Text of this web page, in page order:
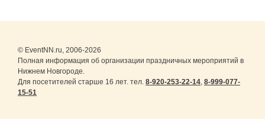
© EventNN.ru, 2006-2026
Полная информация об организации праздничных мероприятий в
Нижнем Новгороде.
Для посетителей старше 16 лет. тел. 8-920-253-22-14, 8-999-077-
15-51